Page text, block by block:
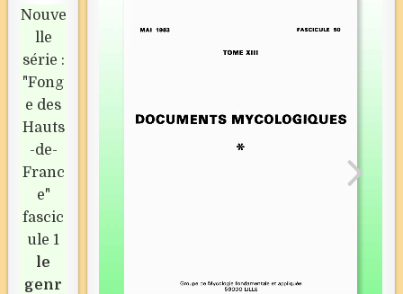
Nouve
lle
série :
"Fong
e des
Hauts
-de-
Franc
e"
fascic
ule 1
le
genr